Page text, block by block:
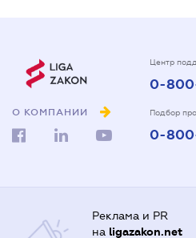
О КОМПАНИИ
Центр
0-
Подбор
0-
Реклама и PR
на ligazakon.net